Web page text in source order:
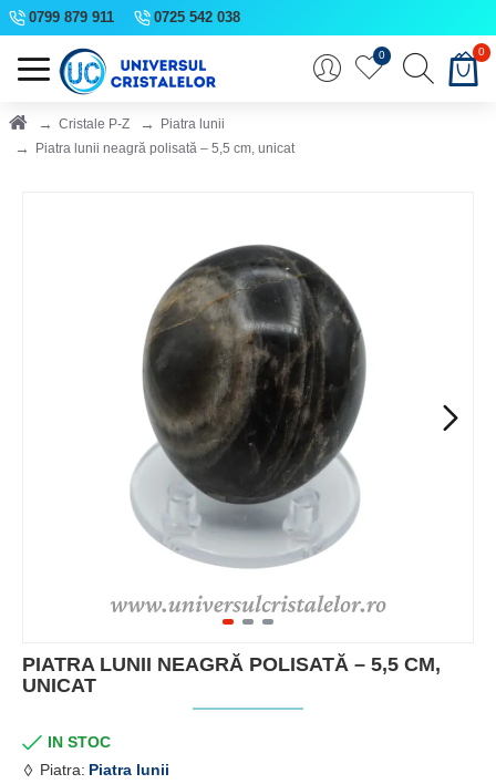
0799 879 911 0725 542 038
0 0
Cristale P-Z
Piatra lunii
Piatra lunii neagră polisată – 5,5 cm, unicat
PIATRA LUNII NEAGRĂ POLISATĂ – 5,5 CM,
UNICAT
IN STOC
Piatra: Piatra lunii